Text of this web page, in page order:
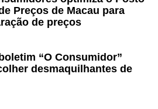
Preços de Macau para
de preços
“O Consumidor”
desmaquilhantes de